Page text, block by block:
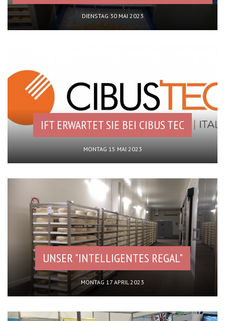
DIENSTAG 30 MAI 2023
IFT ERWARTET SIE BEI CIBUS TEC
MONTAG 15 MAI 2023
UNSER "INTELLIGENTES REGAL"
MONTAG 17 APRIL 2023